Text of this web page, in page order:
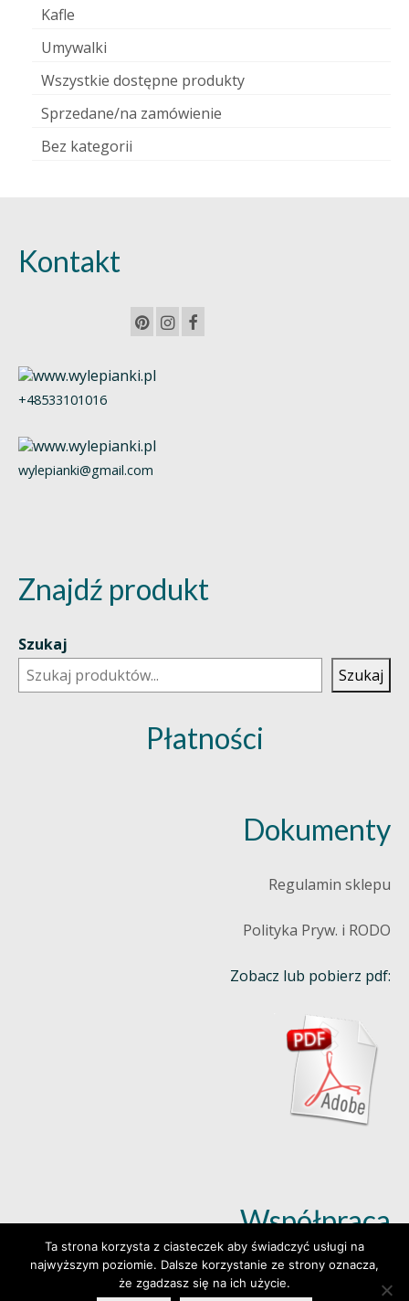
Kafle
Umywalki
Wszystkie dostępne produkty
Sprzedane/na zamówienie
Bez kategorii
Kontakt
+48533101016
wylepianki@gmail.com
Znajdź produkt
Szukaj
Szukaj
Płatności
Dokumenty
Regulamin sklepu
Polityka Pryw. i RODO
Zobacz lub pobierz pdf:
Współpraca
Dowiedz się więcej (klik)
Ta strona korzysta z ciasteczek aby świadczyć usługi na
najwyższym poziomie. Dalsze korzystanie ze strony oznacza,
że zgadzasz się na ich użycie.